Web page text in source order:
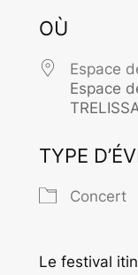
OÙ
Espace
Espace
TYPE
Concert
Le festival